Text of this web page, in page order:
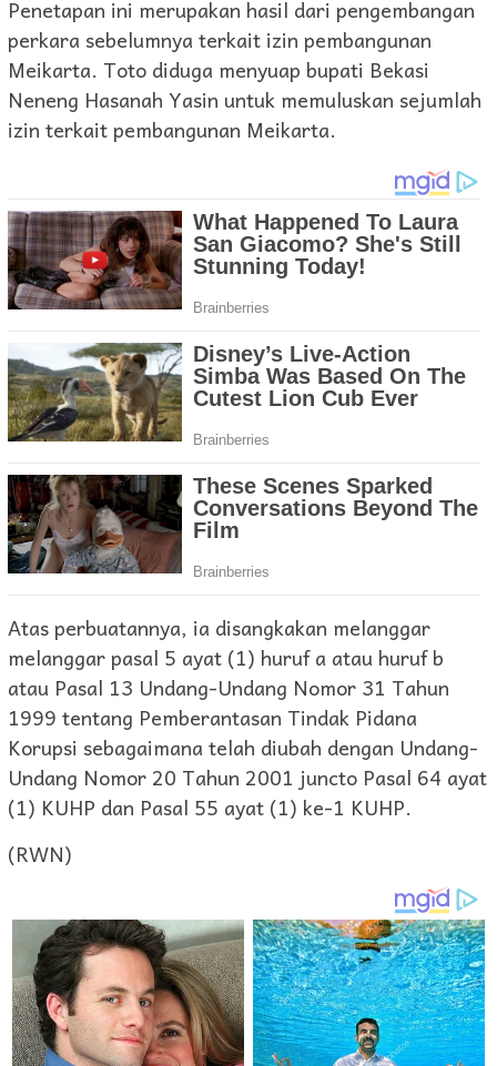
Penetapan ini merupakan hasil dari pengembangan
perkara sebelumnya terkait izin pembangunan
Meikarta. Toto diduga menyuap bupati Bekasi
Neneng Hasanah Yasin untuk memuluskan sejumlah
izin terkait pembangunan Meikarta.
Atas perbuatannya, ia disangkakan melanggar
melanggar pasal 5 ayat (1) huruf a atau huruf b
atau Pasal 13 Undang-Undang Nomor 31 Tahun
1999 tentang Pemberantasan Tindak Pidana
Korupsi sebagaimana telah diubah dengan Undang-
Undang Nomor 20 Tahun 2001 juncto Pasal 64 ayat
(1) KUHP dan Pasal 55 ayat (1) ke-1 KUHP.
(RWN)